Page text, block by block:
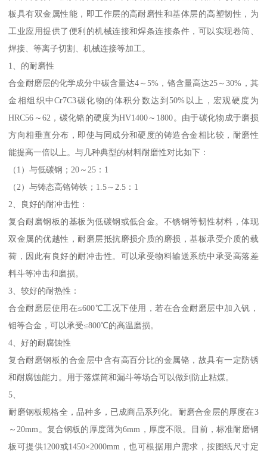
板具有双金属性能，即工作层的高耐磨性和基体层的高塑韧性，为
工业应用提供了便利的机械连接和焊条连接条件，可以实现卷筒、
焊接、等离子切割、机械连接等加工。
1、的耐磨性
合金耐磨层的化学成分中碳含量达4～5%，铬含量高达25～30%，其
金相组织中Cr7C3碳化物的体积分数达到50%以上，宏观硬度为
HRC56～62，碳化铬的硬度为HV1400～1800。由于碳化物成于磨损
方向相垂直分布，即使与同成分和硬度的铸造合金相比较，耐磨性
能提高一倍以上。与几种典型的材料耐磨性对比如下：
（1）与低碳钢；20～25：1
（2）与铸态高铬铸铁；1.5～2.5：1
2、良好的耐冲击性：
复合耐磨钢板的基板为低碳钢或低合金。不锈钢等韧性材料，体现
双金属的优越性，耐磨层抵抗磨损介质的磨损，基板承受介质的载
荷，因此有良好的耐冲击性。可以承受物料输送系统中承受高落差
料斗等冲击和磨损。
3、较好的耐热性：
合金耐磨层使用在≤600℃工况下使用，若在合金耐磨层中加入钒，
钼等合金，可以承受≤800℃的高温磨损。
4、好的耐腐蚀性
复合耐磨钢板的合金层中含有高百分比的金属铬，故具有一定防锈
和耐腐蚀能力。用于落煤筒和漏斗等场合可以做到防止粘煤。
5、
耐磨钢板规格全，品种多，已成商品系列化。耐磨合金层的厚度在3
～20mm。复合钢板的厚度薄为6mm，厚度不限。目前，标准耐磨钢
板可提供1200或1450×2000mm，也可根据用户需求，按图纸尺寸定